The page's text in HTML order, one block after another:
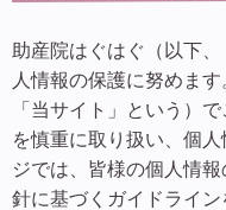
助産院はぐはぐ（以下
人情報の保護に努めま
「当サイト」という）
を慎重に取り扱い、個
ジでは、皆様の個人情
針に基づくガイドライ